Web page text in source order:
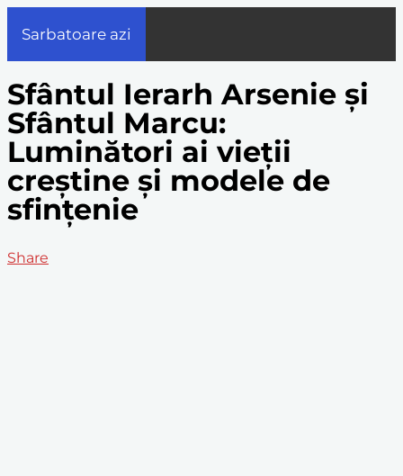
Sarbatoare azi
Sfântul Ierarh Arsenie și
Sfântul Marcu:
Luminători ai vieții
creștine și modele de
sfințenie
Share